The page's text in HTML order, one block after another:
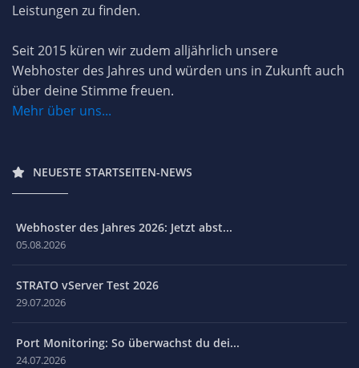
Leistungen zu finden.
Seit 2015 küren wir zudem alljährlich unsere
Webhoster des Jahres und würden uns in Zukunft auch
über deine Stimme freuen.
Mehr über uns...
NEUESTE STARTSEITEN-NEWS
Webhoster des Jahres 2026: Jetzt abst...
05.08.2026
STRATO vServer Test 2026
29.07.2026
Port Monitoring: So überwachst du dei...
24.07.2026